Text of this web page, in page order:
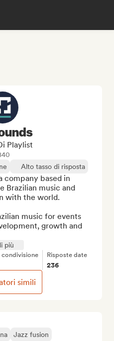
Jazz fusion
Playlist
Alto tasso di risposta
company based in
Brazilian music and
with the world.
music for events
growth and
più
condivisione Risposte date
236
simili